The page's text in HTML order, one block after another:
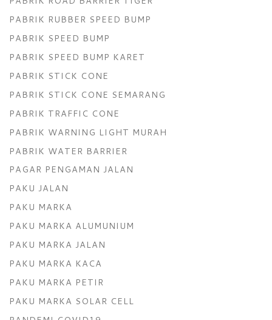
PABRIK RUBBER SPEED BUMP
PABRIK SPEED BUMP
PABRIK SPEED BUMP KARET
PABRIK STICK CONE
PABRIK STICK CONE SEMARANG
PABRIK TRAFFIC CONE
PABRIK WARNING LIGHT MURAH
PABRIK WATER BARRIER
PAGAR PENGAMAN JALAN
PAKU JALAN
PAKU MARKA
PAKU MARKA ALUMUNIUM
PAKU MARKA JALAN
PAKU MARKA KACA
PAKU MARKA PETIR
PAKU MARKA SOLAR CELL